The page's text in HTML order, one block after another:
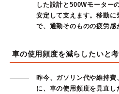
した設計と500Wモーター
安定して支えます。移動に
で、通勤そのものの疲労感
車の使用頻度を減らしたいと
昨今、ガソリン代や維持
に、車の使用頻度を見直